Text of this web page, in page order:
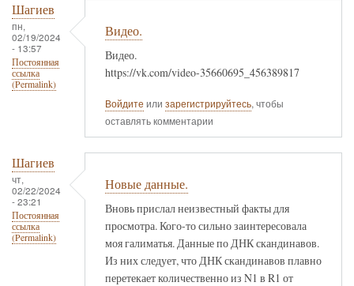
Шагиев
пн,
02/19/2024
- 13:57
Постоянная
ссылка
(Permalink)
Видео.
Видео.
https://vk.com/video-35660695_456389817
Войдите или зарегистрируйтесь, чтобы
оставлять комментарии
Шагиев
чт,
02/22/2024
- 23:21
Постоянная
ссылка
(Permalink)
Новые данные.
Вновь прислал неизвестный факты для
просмотра. Кого-то сильно заинтересовала
моя галиматья. Данные по ДНК скандинавов.
Из них следует, что ДНК скандинавов плавно
перетекает количественно из N1 в R1 от